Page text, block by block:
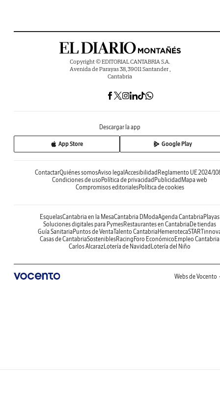
Copyright © EDITORIAL CANTABRIA S.A.
Avenida de Parayas 38, 39011 Santander ,
Cantabria
Descargar la app
App Store Google Play
ContactarQuiénes somosAviso legalAccesibilidadReglamento UE 2024/
Condiciones de usoPolítica de privacidadPublicidadMapa web
Compromisos editorialesPolítica de cookies
EsquelasCantabria en la MesaCantabria DModaAgenda CantabriaPlayas
Soluciones digitales para PymesRestaurantes en CantabriaDe tiendas
Guía SanitariaPuntos de VentaTalento CantabriaHemeroteca
Casas de CantabriaSosteniblesRacingForo EconómicoEmpleo Cantabria
Carlos AlcarazLotería de NavidadLotería del Niño
Webs de Vocento